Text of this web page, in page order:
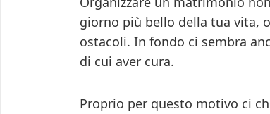
giorno più bello della tua vita,
ostacoli. In fondo ci sembra
di cui aver cura.
Proprio per questo motivo ci